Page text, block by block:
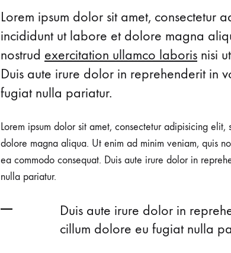
IN
STUDIO
FW2017
Fashion
Month-
Ready
In
Konte
Studio
Lorem ipsum dolor sit amet, consectetur
incididunt ut labore et dolore magna
nostrud exercitation ullamco laboris nisi
Duis aute irure dolor in reprehenderit in
fugiat nulla pariatur.
Lorem ipsum dolor sit amet, consectetur adipisicing
dolore magna aliqua. Ut enim ad minim veniam, quis
ea commodo consequat. Duis aute irure dolor in
nulla pariatur.
Duis aute irure dolor in
cillum dolore eu fugiat nulla